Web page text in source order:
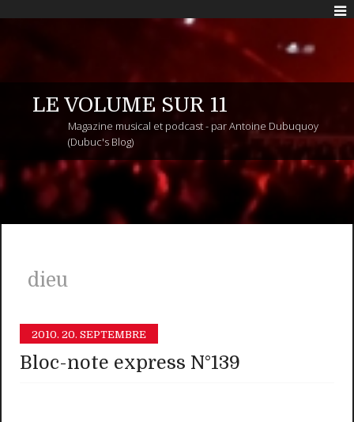
LE VOLUME SUR 11
Magazine musical et podcast - par Antoine Dubuquoy
(Dubuc's Blog)
dieu
2010. 20. SEPTEMBRE
Bloc-note express N°139